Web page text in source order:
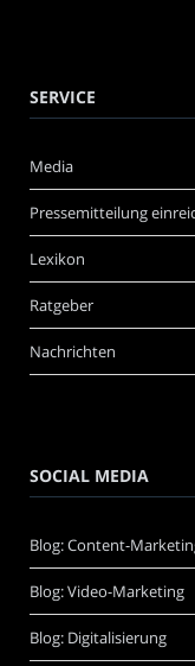
SERVICE
Media
Pressemitteilung
Lexikon
Ratgeber
Nachrichten
SOCIAL MEDIA
Blog: Content-
Blog: Video-Marketing
Blog: Digitalisierung